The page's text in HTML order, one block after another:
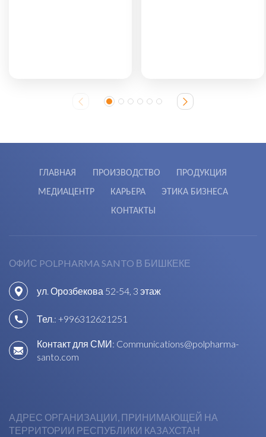
ГЛАВНАЯ ПРОИЗВОДСТВО
ПРОДУКЦИЯ
МЕДИАЦЕНТР
КАРЬЕРА
ЭТИКА БИЗНЕСА
КОНТАКТЫ
ОФИС POLPHARMA SANTO В БИШКЕКЕ
ул. Орозбекова 52-54, 3 этаж
Тел.: +996312621251
Контакт для СМИ: Communications@polpharma-
santo.com
АДРЕС ОРГАНИЗАЦИИ, ПРИНИМАЮЩЕЙ НА
ТЕРРИТОРИИ РЕСПУБЛИКИ КАЗАХСТАН